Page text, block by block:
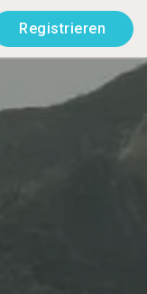
Registrieren